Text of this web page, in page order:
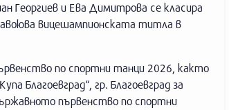
Георгиев и Ева Димитрова се класира
вицешампионската титла в
по спортни танци 2026, както
Благоевград“, гр. Благоевград за
първенство по спортни